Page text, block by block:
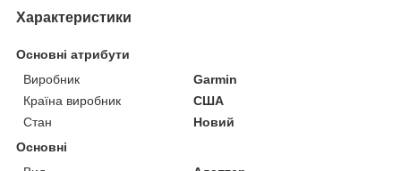
Характеристики
Основні атрибути
Виробник
Garmin
Країна виробник
США
Стан
Новий
Основні